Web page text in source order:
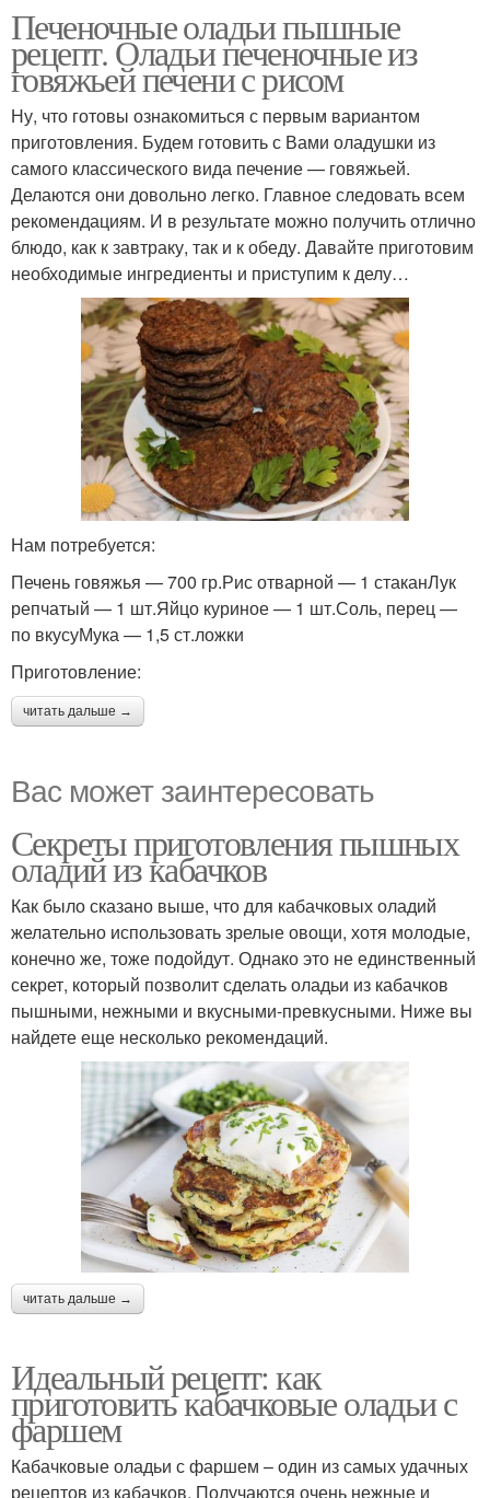
Печеночные оладьи пышные
рецепт. Оладьи печеночные из
говяжьей печени с рисом
Ну, что готовы ознакомиться с первым вариантом
приготовления. Будем готовить с Вами оладушки из
самого классического вида печение — говяжьей.
Делаются они довольно легко. Главное следовать всем
рекомендациям. И в результате можно получить отлично
блюдо, как к завтраку, так и к обеду. Давайте приготовим
необходимые ингредиенты и приступим к делу…
Нам потребуется:
Печень говяжья — 700 гр.Рис отварной — 1 стаканЛук
репчатый — 1 шт.Яйцо куриное — 1 шт.Соль, перец —
по вкусуМука — 1,5 ст.ложки
Приготовление:
читать дальше →
Вас может заинтересовать
Секреты приготовления пышных
оладий из кабачков
Как было сказано выше, что для кабачковых оладий
желательно использовать зрелые овощи, хотя молодые,
конечно же, тоже подойдут. Однако это не единственный
секрет, который позволит сделать оладьи из кабачков
пышными, нежными и вкусными-превкусными. Ниже вы
найдете еще несколько рекомендаций.
читать дальше →
Идеальный рецепт: как
приготовить кабачковые оладьи с
фаршем
Кабачковые оладьи с фаршем – один из самых удачных
рецептов из кабачков. Получаются очень нежные и